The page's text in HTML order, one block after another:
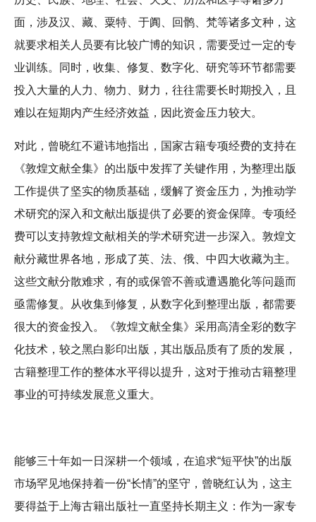
面，涉及汉、藏、粟特、于阗、回鹘、梵等诸多文种，这
就要求相关人员要有比较广博的知识，需要受过一定的专
业训练。同时，收集、修复、数字化、研究等环节都需要
投入大量的人力、物力、财力，往往需要长时期投入，且
难以在短期内产生经济效益，因此资金压力较大。
对此，曾晓红不避讳地指出，国家古籍专项经费的支持在
《敦煌文献全集》的出版中发挥了关键作用，为整理出版
工作提供了坚实的物质基础，缓解了资金压力，为推动学
术研究的深入和文献出版提供了必要的资金保障。专项经
费可以支持敦煌文献相关的学术研究进一步深入。敦煌文
献分藏世界各地，形成了英、法、俄、中四大收藏为主。
这些文献分散难求，有的或保管不善或遭遇脆化等问题而
亟需修复。从收集到修复，从数字化到整理出版，都需要
很大的资金投入。《敦煌文献全集》采用高清全彩的数字
化技术，较之黑白影印出版，其出版品质有了质的发展，
古籍整理工作的整体水平得以提升，这对于推动古籍整理
事业的可持续发展意义重大。
能够三十年如一日深耕一个领域，在追求“短平快”的出版
市场罕见地保持着一份“长情”的坚守，曾晓红认为，这主
要得益于上海古籍出版社一直坚持长期主义：作为一家专